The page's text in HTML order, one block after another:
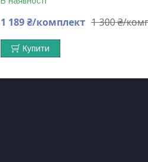
1 300 ₴/
1 189 ₴/комплект
Купити